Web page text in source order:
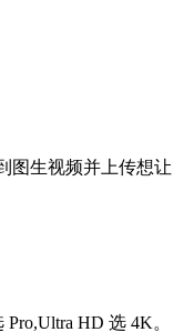
图生视频并上传想让
HD 选 4K。